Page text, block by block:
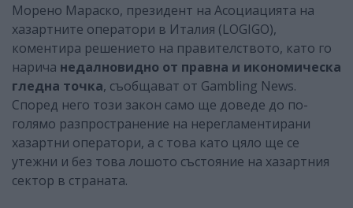
Морено Мараско, президент на Асоциацията на
хазартните оператори в Италия (LOGIGO),
коментира решението на правителството, като го
нарича недалновидно от правна и икономическа
гледна точка, съобщават от Gambling News.
Според него този закон само ще доведе до по-
голямо разпространение на нерегламентирани
хазартни оператори, а с това като цяло ще се
утежни и без това лошото състояние на хазартния
сектор в страната.